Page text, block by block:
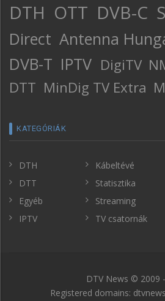
DTH OTT DVB-C
Direct Antenna
DVB-T IPTV DigiTV
DTT MinDig TV Extra
KATEGÓRIÁK
DTH
DTT
Egyéb
IPTV
Kábeltévé
Statisztika
Streaming
TV csatornák
DTV News © 2009
Registered domains: